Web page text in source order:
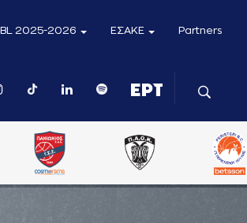
2025-2026 ΕΣΑΚΕ Partners